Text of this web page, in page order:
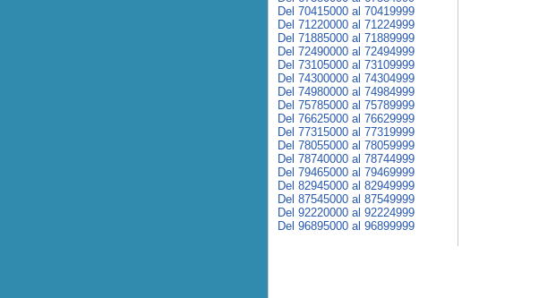
Del 70415000 al 70419999
Del 71220000 al 71224999
Del 71885000 al 71889999
Del 72490000 al 72494999
Del 73105000 al 73109999
Del 74300000 al 74304999
Del 74980000 al 74984999
Del 75785000 al 75789999
Del 76625000 al 76629999
Del 77315000 al 77319999
Del 78055000 al 78059999
Del 78740000 al 78744999
Del 79465000 al 79469999
Del 82945000 al 82949999
Del 87545000 al 87549999
Del 92220000 al 92224999
Del 96895000 al 96899999